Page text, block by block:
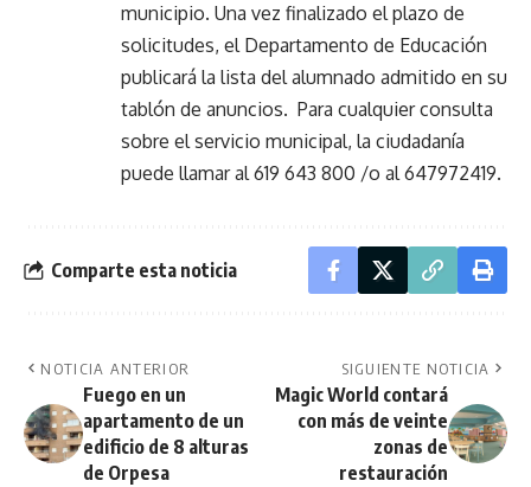
municipio. Una vez finalizado el plazo de
solicitudes, el Departamento de Educación
publicará la lista del alumnado admitido en su
tablón de anuncios. Para cualquier consulta
sobre el servicio municipal, la ciudadanía
puede llamar al 619 643 800 /o al 647972419.
Comparte esta noticia
NOTICIA ANTERIOR
Fuego en un
apartamento de un
edificio de 8 alturas
de Orpesa
SIGUIENTE NOTICIA
Magic World contará
con más de veinte
zonas de
restauración